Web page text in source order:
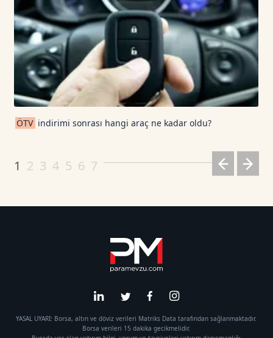
ÖTV indirimi sonrası hangi araç ne kadar oldu?
1 2 3 4 5 6 7
YASAL UYARI: Borsa, altın ve döviz verileri Matriks Data tarafından sağlanmaktadır.
Borsa verileri 15 dakika gecikmelidir.